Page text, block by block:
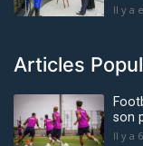
Il y a
Articles
son
Il y a